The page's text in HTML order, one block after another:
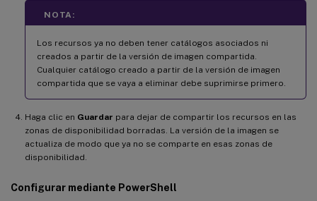
NOTA:
Los recursos ya no deben tener catálogos asociados ni
creados a partir de la versión de imagen compartida.
Cualquier catálogo creado a partir de la versión de imagen
compartida que se vaya a eliminar debe suprimirse primero.
Haga clic en Guardar para dejar de compartir los recursos en las
zonas de disponibilidad borradas. La versión de la imagen se
actualiza de modo que ya no se comparte en esas zonas de
disponibilidad.
Configurar mediante PowerShell